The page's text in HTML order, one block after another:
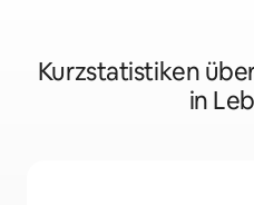
Kurzstatistiken
in